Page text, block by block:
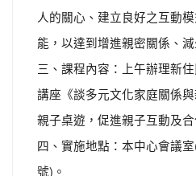
人的關心、建立良好之互動
能，以達到增進親密關係、
三、課程內容：上午辦理新
講座《談多元文化家庭關係
親子桌遊，促進親子互動及合
四、實施地點：本中心會議
號)。